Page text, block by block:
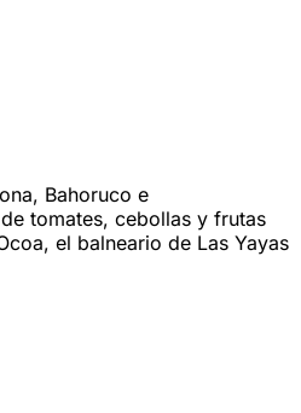
Bahoruco e
tomates, cebollas y frutas
el balneario de Las Yayas